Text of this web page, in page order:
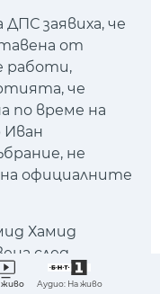
заявиха, че
от
работи,
че
по време на
Иван
не
официалните
Хамид
след
на
живо Аудио: На живо